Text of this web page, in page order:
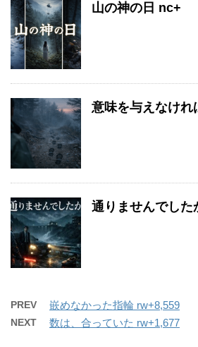
山の神の日 nc+
意味を与えなけれ
通りませんでした
PREV 嵌めなかった指輪 rw+8,559
NEXT 数は、合っていた rw+1,677